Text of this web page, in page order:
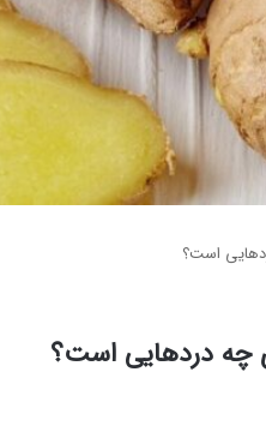
است؟
چه دردهایی است؟